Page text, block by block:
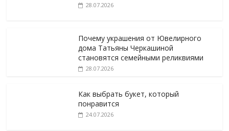
28.07.2026
Почему украшения от Ювелирного
дома Татьяны Черкашиной
становятся семейными реликвиями
28.07.2026
Как выбрать букет, который
понравится
24.07.2026